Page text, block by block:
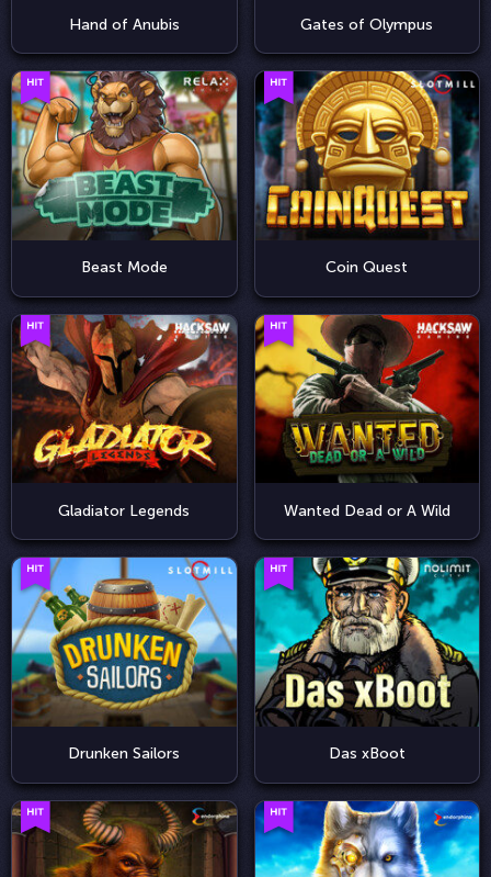
Hand of Anubis Gates of Olympus
Beast Mode Coin Quest
Gladiator Legends Wanted Dead or A Wild
Drunken Sailors Das xBoot